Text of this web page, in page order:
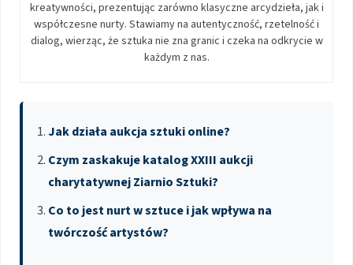
kreatywności, prezentując zarówno klasyczne arcydzieła, jak i
współczesne nurty. Stawiamy na autentyczność, rzetelność i
dialog, wierząc, że sztuka nie zna granic i czeka na odkrycie w
każdym z nas.
Jak działa aukcja sztuki online?
Czym zaskakuje katalog XXIII aukcji
charytatywnej Ziarnio Sztuki?
Co to jest nurt w sztuce i jak wpływa na
twórczość artystów?